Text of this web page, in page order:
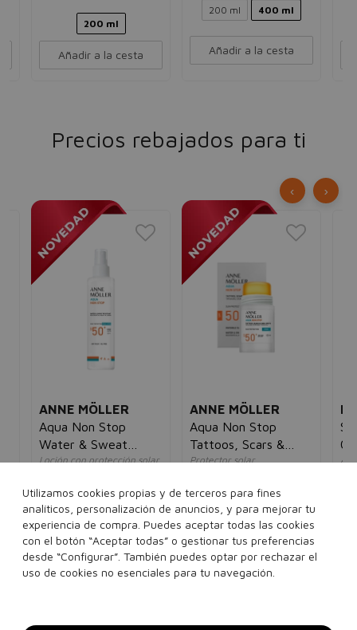
200 ml
Añadir a la cesta
200 ml 400 ml
Añadir a la cesta
Precios rebajados para ti
ANNE MÖLLER
Aqua Non Stop
Water & Sweat
Resistant SPF50 Oil
Loción con protección solar
34,72€ 16,95€
175 ml
Añadir a la cesta
ANNE MÖLLER
Aqua Non Stop
Tattoos, Scars &
Dark Spots Stick
Protector solar
25,66€ 12,95€
25 g
Añadir a la cesta
‹ ›
Utilizamos cookies propias y de terceros para fines
analíticos, personalización de anuncios, y para mejorar tu
experiencia de compra. Puedes aceptar todas las cookies
con el botón “Aceptar todas” o gestionar tus preferencias
desde “Configurar”. También puedes optar por rechazar el
uso de cookies no esenciales para tu navegación.